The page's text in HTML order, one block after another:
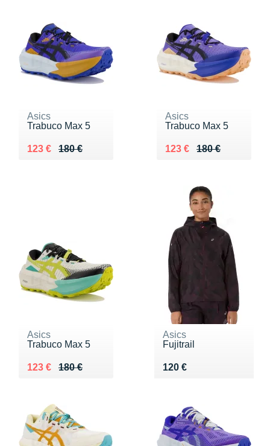
Asics
Trabuco Max 5
180 €
Au lieu de 180 €
123 €
Vendu 123 €
Asics
Trabuco Max 5
180 €
Au lieu de 180 €
123 €
Vendu 123 €
Asics
Trabuco Max 5
180 €
Au lieu de 180 €
123 €
Vendu 123 €
Asics
Fujitrail
120 €
Vendu 120 €